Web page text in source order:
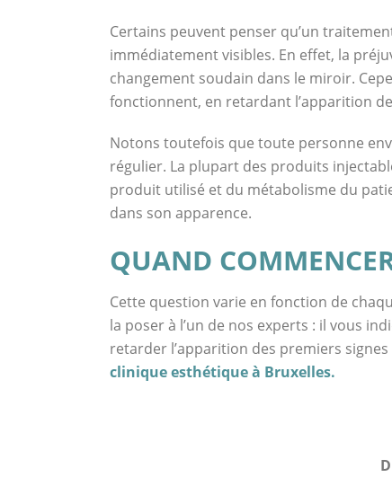
Certains peuvent penser qu’un
immédiatement visibles. En effet, la
changement soudain dans le miroir.
fonctionnent, en retardant l’apparition
Notons toutefois que toute personne
régulier. La plupart des produits
produit utilisé et du métabolisme du
dans son apparence.
QUAND
Cette question varie en fonction de
la poser à l’un de nos experts : il vous
retarder l’apparition des premiers signes
clinique esthétique à Bruxelles.